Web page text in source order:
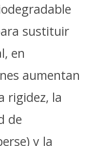
sustituir
en
aumentan
rigidez, la
de
y la